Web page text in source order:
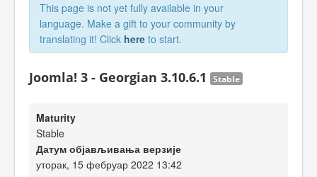
This page is not yet fully available in your
language. Make a gift to your community by
translating it! Click here to start.
Joomla! 3 - Georgian 3.10.6.1 Stable
Maturity
Stable
Датум објављивања верзије
уторак, 15 фебруар 2022 13:42